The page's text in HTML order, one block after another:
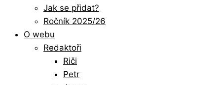
Jak se přidat?
Ročník 2025/26
O webu
Redaktoři
Riči
Petr